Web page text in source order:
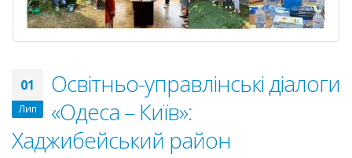
01
Лип
Освітньо-управлінські діалоги
«Одеса – Київ»:
Хаджибейський район